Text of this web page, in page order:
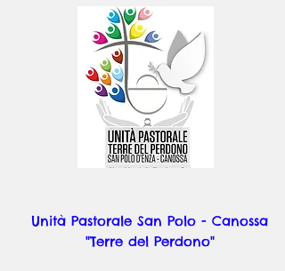
Unità Pastorale San Polo - Canossa
"Terre del Perdono"